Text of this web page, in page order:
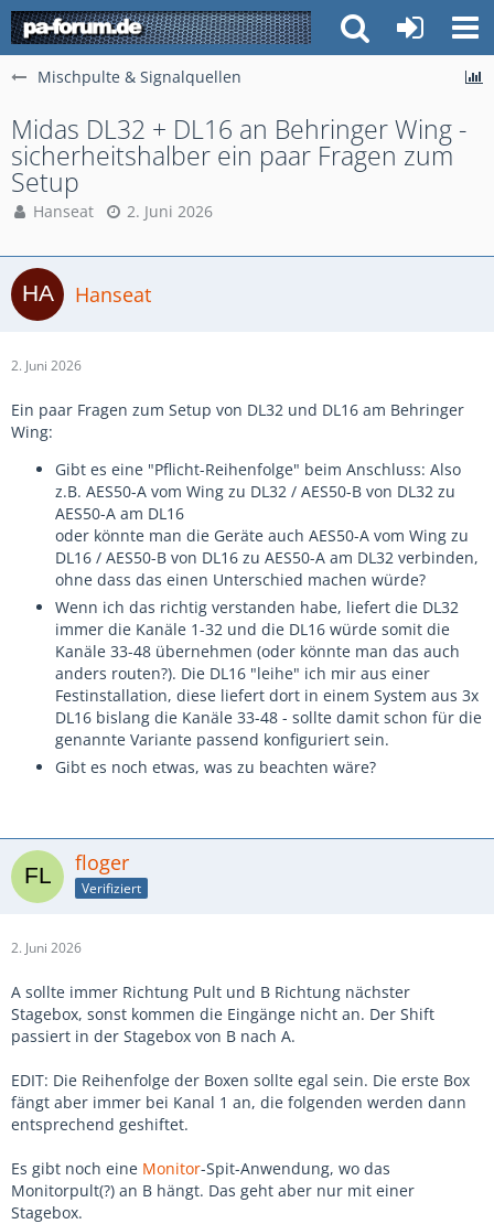
Mischpulte & Signalquellen
Midas DL32 + DL16 an Behringer Wing -
sicherheitshalber ein paar Fragen zum
Setup
Hanseat 2. Juni 2026
Hanseat
2. Juni 2026
Ein paar Fragen zum Setup von DL32 und DL16 am Behringer
Wing:
Gibt es eine "Pflicht-Reihenfolge" beim Anschluss: Also
z.B. AES50-A vom Wing zu DL32 / AES50-B von DL32 zu
AES50-A am DL16
oder könnte man die Geräte auch AES50-A vom Wing zu
DL16 / AES50-B von DL16 zu AES50-A am DL32 verbinden,
ohne dass das einen Unterschied machen würde?
Wenn ich das richtig verstanden habe, liefert die DL32
immer die Kanäle 1-32 und die DL16 würde somit die
Kanäle 33-48 übernehmen (oder könnte man das auch
anders routen?). Die DL16 "leihe" ich mir aus einer
Festinstallation, diese liefert dort in einem System aus 3x
DL16 bislang die Kanäle 33-48 - sollte damit schon für die
genannte Variante passend konfiguriert sein.
Gibt es noch etwas, was zu beachten wäre?
floger
Verifiziert
2. Juni 2026
A sollte immer Richtung Pult und B Richtung nächster
Stagebox, sonst kommen die Eingänge nicht an. Der Shift
passiert in der Stagebox von B nach A.
EDIT: Die Reihenfolge der Boxen sollte egal sein. Die erste Box
fängt aber immer bei Kanal 1 an, die folgenden werden dann
entsprechend geshiftet.
Es gibt noch eine Monitor-Spit-Anwendung, wo das
Monitorpult(?) an B hängt. Das geht aber nur mit einer
Stagebox.